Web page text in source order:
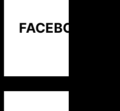
FACEBOOK